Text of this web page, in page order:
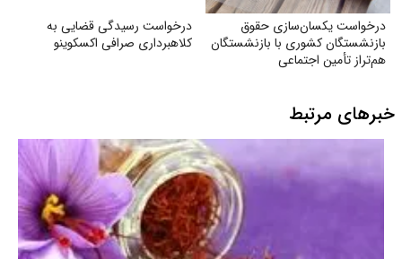
درخواست یکسان‌سازی حقوق
بازنشستگان کشوری با بازنشستگان
هم‌تراز تأمین اجتماعی
درخواست رسیدگی قضایی به
کلاهبرداری صرافی اکسکوینو
خبرهای مرتبط